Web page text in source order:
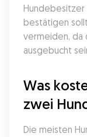
Hundebesitzer
bestätigen
vermeiden, da
ausgebucht
Was
zwei
Die meisten